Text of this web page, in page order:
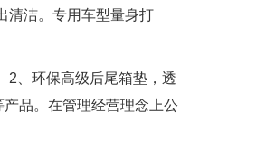
清洁。专用车型量身打
2、环保高级后尾箱垫，透
品。在管理经营理念上公